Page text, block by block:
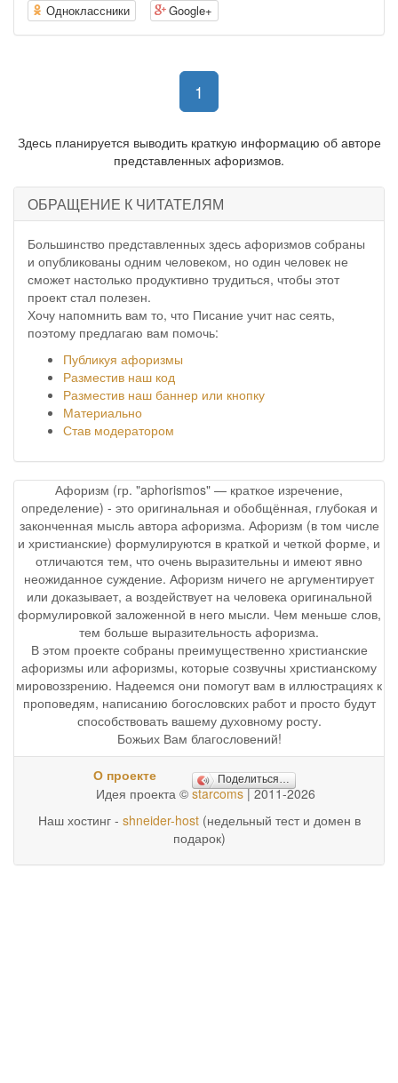
Одноклассники
Google+
1
Здесь планируется выводить краткую информацию об авторе
представленных афоризмов.
ОБРАЩЕНИЕ К ЧИТАТЕЛЯМ
Большинство представленных здесь афоризмов собраны
и опубликованы одним человеком, но один человек не
сможет настолько продуктивно трудиться, чтобы этот
проект стал полезен.
Хочу напомнить вам то, что Писание учит нас сеять,
поэтому предлагаю вам помочь:
Публикуя афоризмы
Разместив наш код
Разместив наш баннер или кнопку
Материально
Став модератором
Афоризм (гр. "aphorismos" — краткое изречение,
определение) - это оригинальная и обобщённая, глубокая и
законченная мысль автора афоризма. Афоризм (в том числе
и христианские) формулируются в краткой и четкой форме, и
отличаются тем, что очень выразительны и имеют явно
неожиданное суждение. Афоризм ничего не аргументирует
или доказывает, а воздействует на человека оригинальной
формулировкой заложенной в него мысли. Чем меньше слов,
тем больше выразительность афоризма.
В этом проекте собраны преимущественно христианские
афоризмы или афоризмы, которые созвучны христианскому
мировоззрению. Надеемся они помогут вам в иллюстрациях к
проповедям, написанию богословских работ и просто будут
способствовать вашему духовному росту.
Божьих Вам благословений!
О проекте Поделиться…
Идея проекта © starcoms| 2011-2026
Наш хостинг - shneider-host(недельный тест и домен в
подарок)